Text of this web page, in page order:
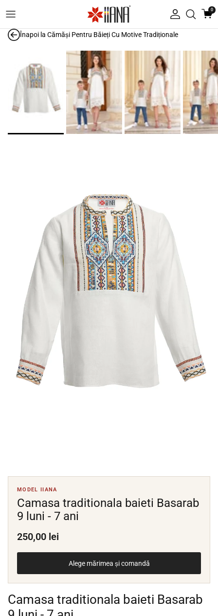
Autentificare
0
Înapoi la Cămăși Pentru Băieți Cu Motive Tradiționale
MODEL IIANA
Camasa traditionala baieti Basarab
9 luni - 7 ani
250,00 lei
Alege mărimea și comandă
Camasa traditionala baieti Basarab